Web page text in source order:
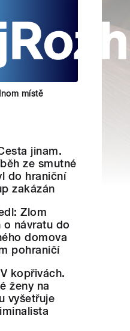
místě
jinam.
ze smutné
do hraniční
zakázán
Zlom
o návratu do
domova
pohraničí
kopřivách.
ženy na
vyšetřuje